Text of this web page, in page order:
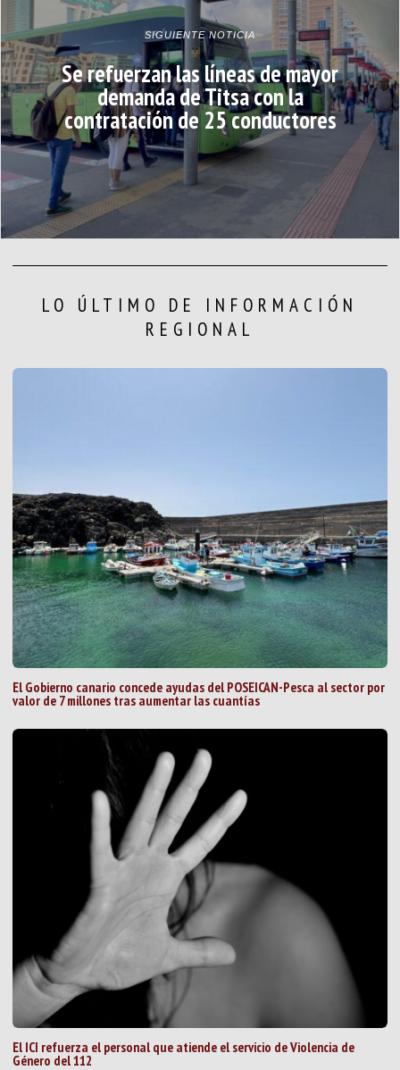
SIGUIENTE NOTICIA
Se refuerzan las líneas de mayor
demanda de Titsa con la
contratación de 25 conductores
LO ÚLTIMO DE INFORMACIÓN
REGIONAL
El Gobierno canario concede ayudas del POSEICAN-Pesca al sector por
valor de 7 millones tras aumentar las cuantías
El ICI refuerza el personal que atiende el servicio de Violencia de
Género del 112